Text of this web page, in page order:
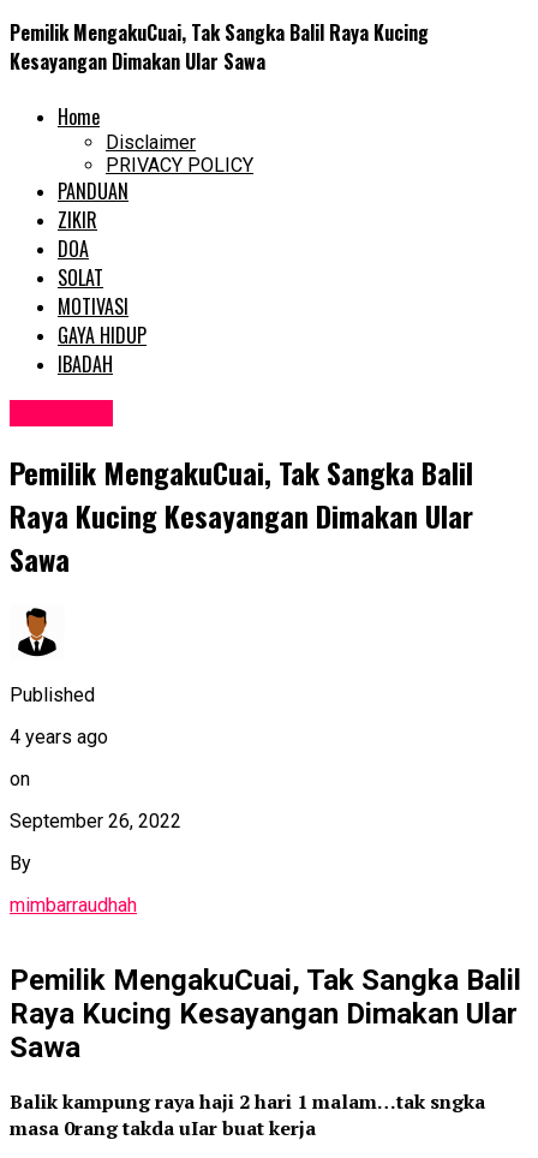
Pemilik MengakuCuai, Tak Sangka Balil Raya Kucing
Kesayangan Dimakan Ular Sawa
Home
Disclaimer
PRIVACY POLICY
PANDUAN
ZIKIR
DOA
SOLAT
MOTIVASI
GAYA HIDUP
IBADAH
Pemilik MengakuCuai, Tak Sangka Balil
Raya Kucing Kesayangan Dimakan Ular
Sawa
Published
4 years ago
on
September 26, 2022
By
mimbarraudhah
Pemilik MengakuCuai, Tak Sangka Balil
Raya Kucing Kesayangan Dimakan Ular
Sawa
Balik kampung raya haji 2 hari 1 malam…tak sngka
masa 0rang takda uIar buat kerja